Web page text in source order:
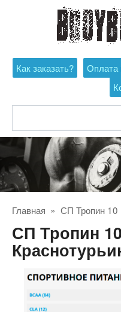
Как заказать? Оплата
Главная » СП Тропин 10
СП Тропин 10 ЕД SP Labs